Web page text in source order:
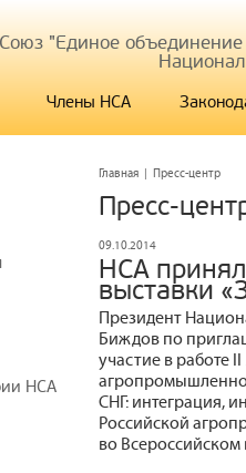
Союз "Единое
Члены НСА
Главная | Пресс-центр
Пресс-
09.10.2014
НСА
выставки
Президент
Биждов по
участие в работе
СНГ: интеграция,
Российской
во
НСА